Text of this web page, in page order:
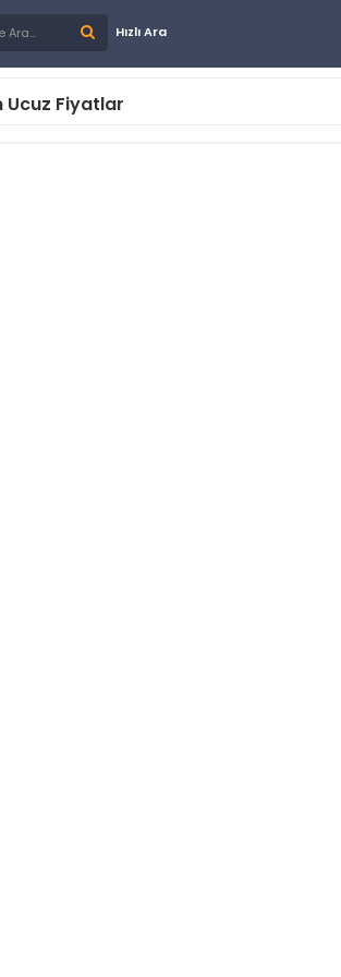
Hızlı Ara
Ucuz Fiyatlar